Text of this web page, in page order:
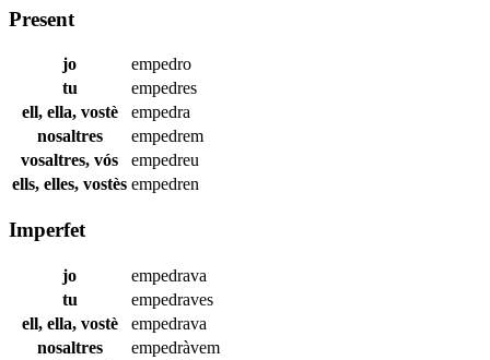
Present
jo
empedro
tu
empedres
ell, ella, vostè
empedra
nosaltres
empedrem
vosaltres, vós
empedreu
ells, elles, vostès empedren
Imperfet
jo
empedrava
tu
empedraves
ell, ella, vostè
empedrava
nosaltres
empedràvem